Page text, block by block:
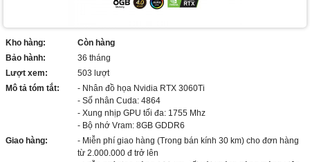
Kho hàng:
Còn hàng
Bảo hành:
36 tháng
Lượt xem:
503 lượt
Mô tả tóm tắt:
- Nhân đồ họa Nvidia RTX 3060Ti
- Số nhân Cuda: 4864
- Xung nhịp GPU tối đa: 1755 Mhz
- Bộ nhớ Vram: 8GB GDDR6
Giao hàng:
- Miễn phí giao hàng (Trong bán kính 30 km) cho đơn hàng
từ 2.000.000 đ trở lên